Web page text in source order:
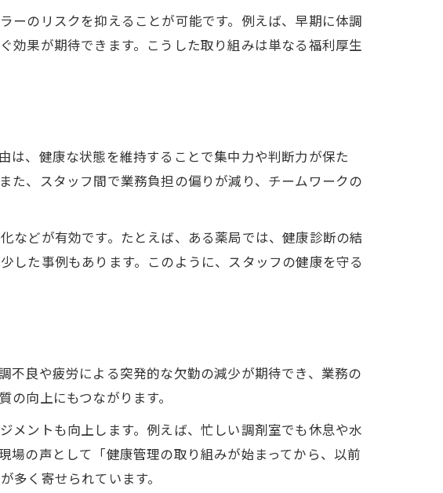
な理由
実現
す効果
アル整備
定を導く理由
す影響
感に貢献
戦略
向上法
両立策
コツ
体的手法
ーのリスクを抑えることが可能です。例えば、早期に体調
効果が期待できます。こうした取り組みは単なる福利厚生
は、健康な状態を維持することで集中力や判断力が保た
た、スタッフ間で業務負担の偏りが減り、チームワークの
などが有効です。たとえば、ある薬局では、健康診断の結
した事例もあります。このように、スタッフの健康を守る
良や疲労による突発的な欠勤の減少が期待でき、業務の
向上にもつながります。
メントも向上します。例えば、忙しい調剤室でも休息や水
の声として「健康管理の取り組みが始まってから、以前
く寄せられています。